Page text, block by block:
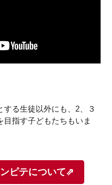
る生徒以外にも、2、３
指す子どもたちもいま
ピテについて⇗